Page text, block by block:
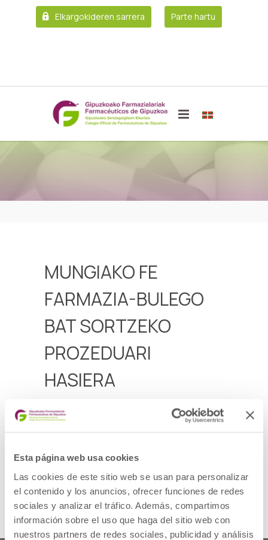
Esta página web usa cookies
Las cookies de este sitio web se usan para personalizar
el contenido y los anuncios, ofrecer funciones de redes
sociales y analizar el tráfico. Además, compartimos
información sobre el uso que haga del sitio web con
nuestros partners de redes sociales, publicidad y análisis
Elkargokideren sarrera Parte hartu
MUNGIAKO FE
FARMAZIA-BULEGO
BAT SORTZEKO
PROZEDUARI
HASIERA
Mungiako farmazia-eskualdean, Mauri-
Jatabeko udalerrian, farmazia-bulego bat
sortzeko prozedurari hasiera ematen zaiola
Aurkezteko epea 2025ko uztailaren 12a arte
Deialdia